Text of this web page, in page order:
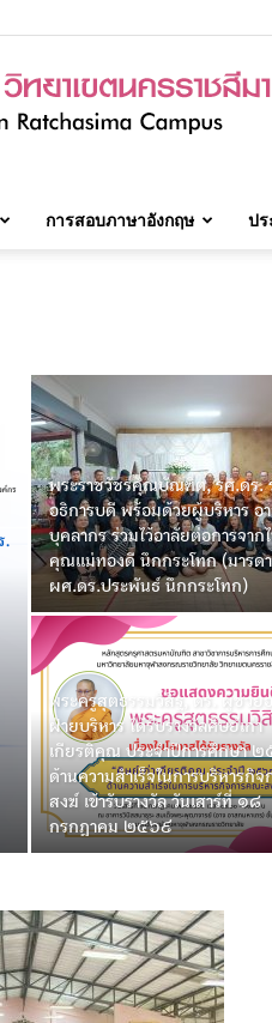
นครราชสีมา
การสอบภาษาอังกฤษ ป
พระราชวัชรคุณบัณฑิต, รศ.ดร.
อธิการบดี พร้อมด้วยผู้บริหาร อ
บุคลากร ร่วมไว้อาลัยต่อการจาก
คุณแม่ทองดี นึกกระโทก (มารด
ผศ.ดร.ประพันธ์ นึกกระโทก)
พระครูสุตธรรมวิสิฐ, ดร. ผู้ช่วยอ
ฝ่ายบริหาร ได้รับรางวัลศิษย์เก่า
เกียรติคุณ ประจำปีการศึกษา
ด้านความสำเร็จในการบริหารกิ
สงฆ์ เข้ารับรางวัล วันเสาร์ที่ ๑๘
กรกฎาคม ๒๕๖๙